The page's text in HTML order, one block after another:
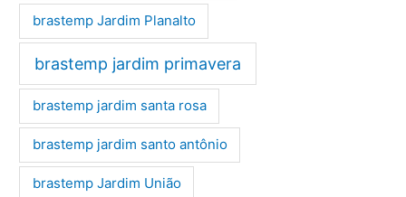
brastemp Jardim Planalto
brastemp jardim primavera
brastemp jardim santa rosa
brastemp jardim santo antônio
brastemp Jardim União